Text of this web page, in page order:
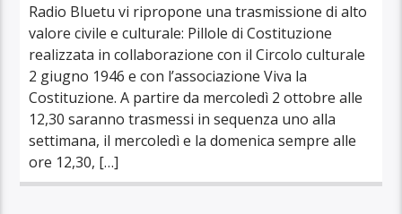
Radio Bluetu vi ripropone una trasmissione di alto
valore civile e culturale: Pillole di Costituzione
realizzata in collaborazione con il Circolo culturale
2 giugno 1946 e con l’associazione Viva la
Costituzione. A partire da mercoledì 2 ottobre alle
12,30 saranno trasmessi in sequenza uno alla
settimana, il mercoledì e la domenica sempre alle
ore 12,30, […]